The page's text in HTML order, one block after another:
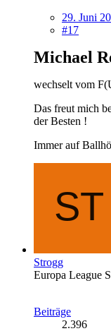
29. Juni
#17
Michael
wechselt vom
Das freut mich
der Besten !
Immer auf
Strogg
Europa League
Beiträge
2.396